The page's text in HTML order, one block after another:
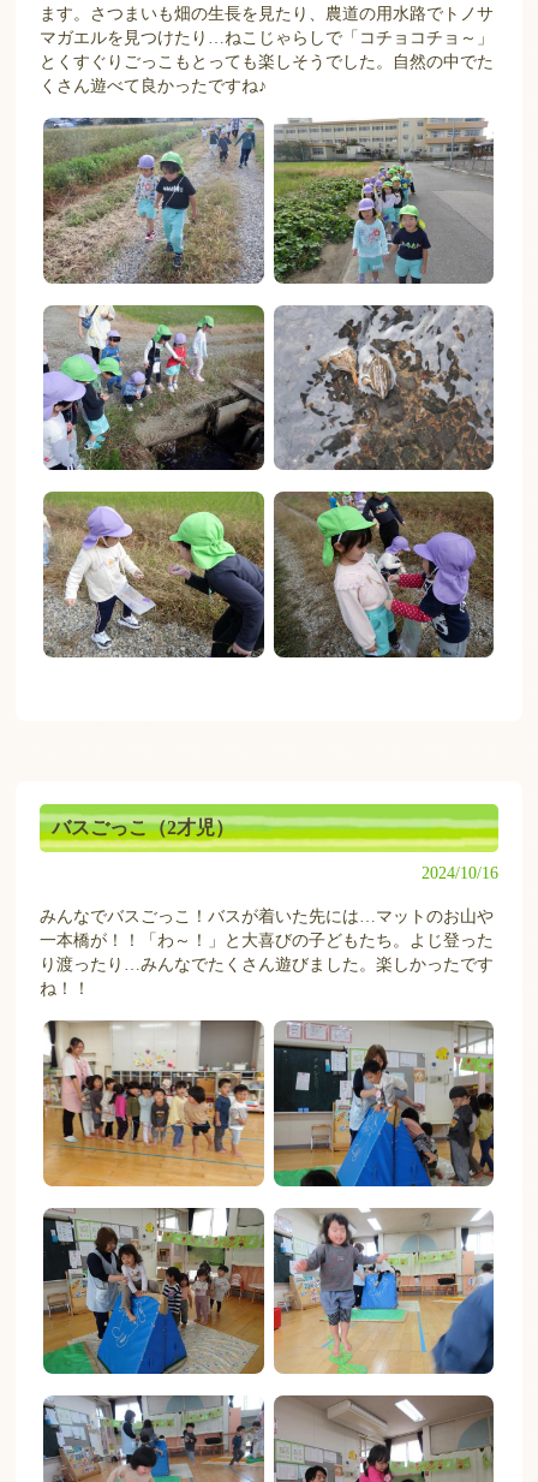
ます。さつまいも畑の生長を見たり、農道の用水路でトノサ
マガエルを見つけたり…ねこじゃらしで「コチョコチョ～」
とくすぐりごっこもとっても楽しそうでした。自然の中でた
くさん遊べて良かったですね♪
バスごっこ（2才児）
2024/10/16
みんなでバスごっこ！バスが着いた先には…マットのお山や
一本橋が！！「わ～！」と大喜びの子どもたち。よじ登った
り渡ったり…みんなでたくさん遊びました。楽しかったです
ね！！